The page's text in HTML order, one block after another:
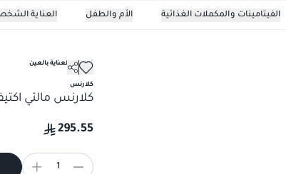
العناية الأم والطفل الفيتامينات والمكملات الغذائية
كلارنس مالتي اكتيف للعين، 15
كريمات العناية بالعين
كلارنس
كلارنس مالتي اكتيف
295.55
1